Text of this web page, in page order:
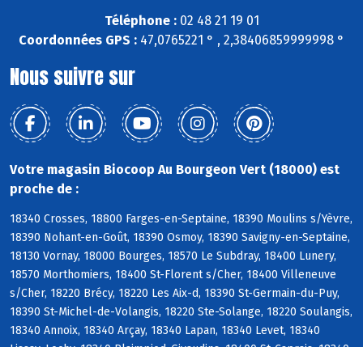
Téléphone :02 48 21 19 01
Coordonnées GPS : 47,0765221 ° , 2,38406859999998 °
Nous suivre sur
Votre magasin Biocoop Au Bourgeon Vert (18000) est
proche de :
18340 Crosses, 18800 Farges-en-Septaine, 18390 Moulins s/Yèvre,
18390 Nohant-en-Goût, 18390 Osmoy, 18390 Savigny-en-Septaine,
18130 Vornay, 18000 Bourges, 18570 Le Subdray, 18400 Lunery,
18570 Morthomiers, 18400 St-Florent s/Cher, 18400 Villeneuve
s/Cher, 18220 Brécy, 18220 Les Aix-d, 18390 St-Germain-du-Puy,
18390 St-Michel-de-Volangis, 18220 Ste-Solange, 18220 Soulangis,
18340 Annoix, 18340 Arçay, 18340 Lapan, 18340 Levet, 18340